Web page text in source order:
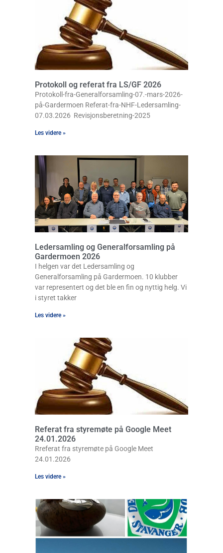
Protokoll og referat fra LS/GF 2026
Protokoll-fra-Generalforsamling-07.-mars-2026-
på-Gardermoen Referat-fra-NHF-Ledersamling-
07.03.2026 Revisjonsberetning-2025
Les videre »
Ledersamling og Generalforsamling på
Gardermoen 2026
I helgen var det Ledersamling og
Generalforsamling på Gardermoen. 10 klubber
var representert og det ble en fin og nyttig helg. Vi
i styret takker
Les videre »
Referat fra styremøte på Google Meet
24.01.2026
Rreferat fra styremøte på Google Meet
24.01.2026
Les videre »